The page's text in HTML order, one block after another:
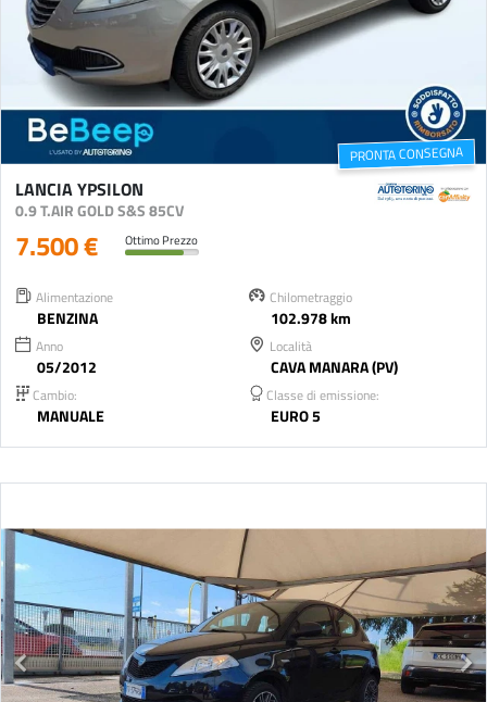
PRONTA CONSEGNA
LANCIA YPSILON
0.9 T.AIR GOLD S&S 85CV
7.500 € Ottimo Prezzo
Alimentazione
BENZINA
Chilometraggio
102.978 km
Anno
05/2012
Località
CAVA MANARA (PV)
Cambio:
MANUALE
Classe di emissione:
EURO 5